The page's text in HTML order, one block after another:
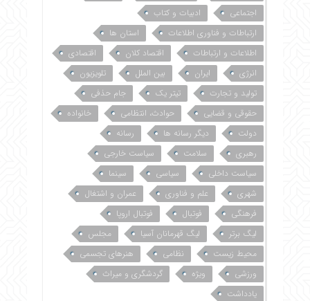
اجتماعی
ادبیات و کتاب
ارتباطات و فناوری اطلاعات
استان ها
اطلاعات و ارتباطات
اقتصاد کلان
اقتصادی
انرژی
ایران بین الملل
تلویزیون
تولید و تجارت
تیتر یک
جام حذفی
حقوقی و قضایی
حوادث، انتظامی
خانواده
دولت
دیگر رسانه ها
رسانه
رهبری
سلامت
سیاست خارجی
سیاست داخلی
سیاسی
سینما
شهری
علم و فناوری
عمران و اشتغال
فرهنگی
فوتبال
فوتبال اروپا
لیگ برتر
لیگ قهرمانان آسیا
مجلس
محیط زیست
نظامی
هنرهای تجسمی
ورزشی
ویژه
گردشگری و میراث
یادداشت